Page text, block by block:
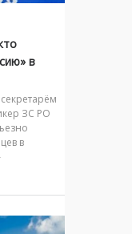
в
ЗС РО
в